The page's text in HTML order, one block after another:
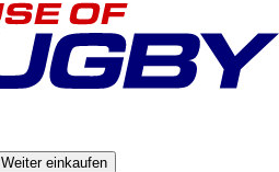
Weiter einkaufen